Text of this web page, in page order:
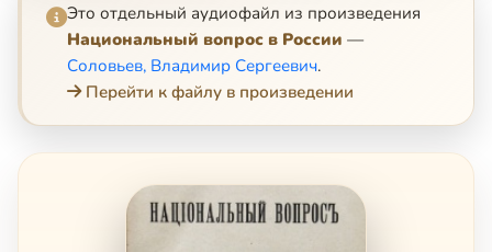
Это отдельный аудиофайл из произведения
Национальный вопрос в России —
Соловьев, Владимир Сергеевич.
Перейти к файлу в произведении